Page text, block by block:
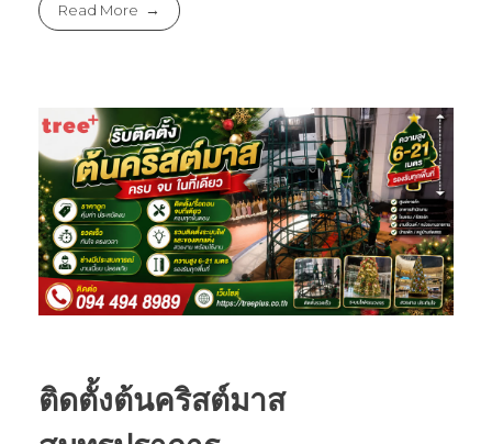
Read More
ติดตั้งต้นคริสต์มาส